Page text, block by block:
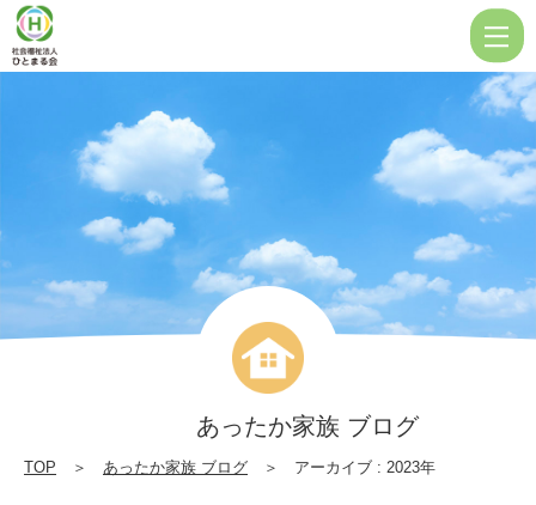
社
会
福
祉
法
人
ひ
と
る
会あったか家族 ブログ
TOP ＞ あったか家族 ブログ ＞ アーカイブ : 2023年